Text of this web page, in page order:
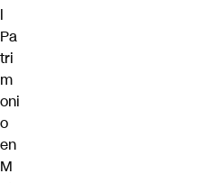
l
Pa
tri
m
oni
o
en
M